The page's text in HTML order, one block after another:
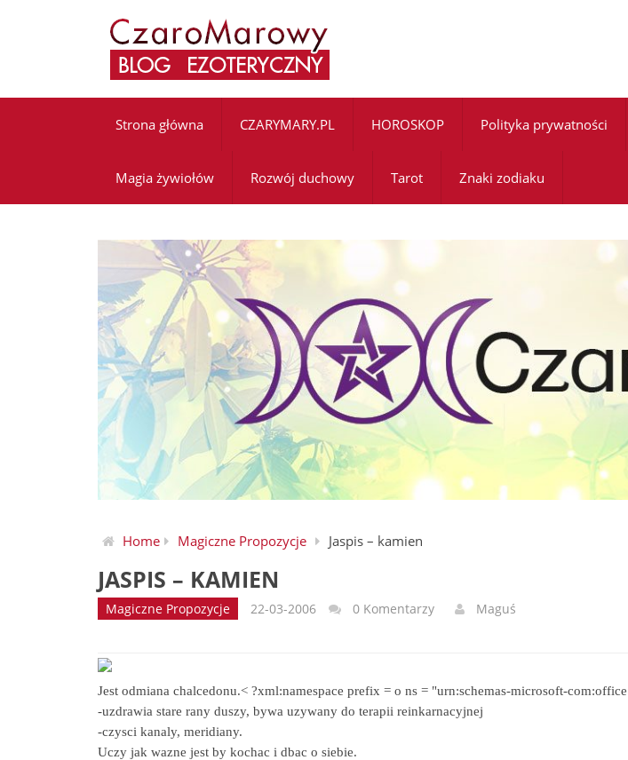
Strona główna CZARYMARY.PL HOROSKOP Polityka prywatności
Magia żywiołów Rozwój duchowy Tarot Znaki zodiaku
Home Magiczne Propozycje Jaspis – kamien
JASPIS – KAMIEN
Magiczne Propozycje 22-03-2006 0 Komentarzy Maguś
Jest odmiana chalcedonu.< ?xml:namespace prefix = o ns = "urn:schemas-microsoft-
-uzdrawia stare rany duszy, bywa uzywany do terapii reinkarnacyjnej
-czysci kanaly, meridiany.
Uczy jak wazne jest by kochac i dbac o siebie.